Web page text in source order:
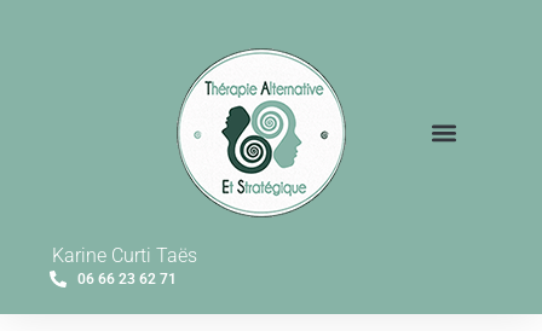
Karine Curti Taës
06 66 23 62 71